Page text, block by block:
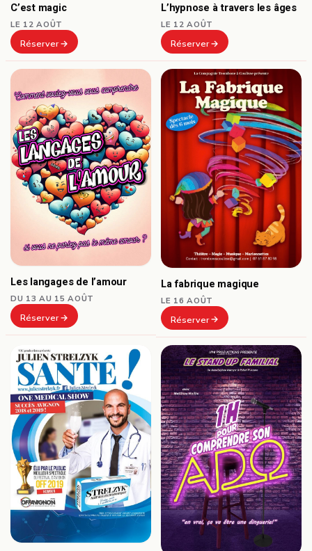
C’est magic
LE 12 AOÛT
Réserver
L’hypnose à travers les âges
LE 12 AOÛT
Réserver
Les langages de l’amour
DU 13 AU 15 AOÛT
Réserver
La fabrique magique
LE 16 AOÛT
Réserver